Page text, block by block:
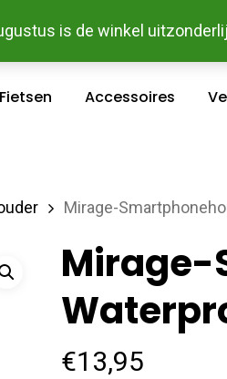
is de winkel
Makkelijk Online - Gratis
Fietsen Accessoires
Mirage-
Mirage-
€13,95